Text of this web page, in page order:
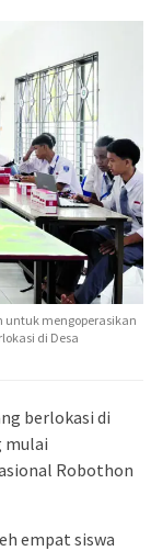
untuk mengoperasikan
di Desa
berlokasi di
mulai
Robothon
empat siswa